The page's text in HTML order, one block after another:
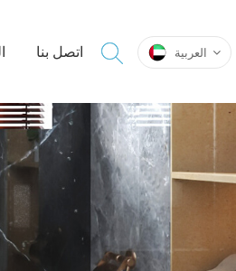
العربية اتصل بنا